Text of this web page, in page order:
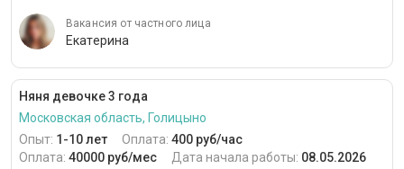
Вакансия от частного лица
Екатерина
Няня девочке 3 года
Московская область, Голицыно
Опыт: 1-10 лет Оплата: 400 руб/час
Оплата: 40000 руб/мес Дата начала работы: 08.05.2026